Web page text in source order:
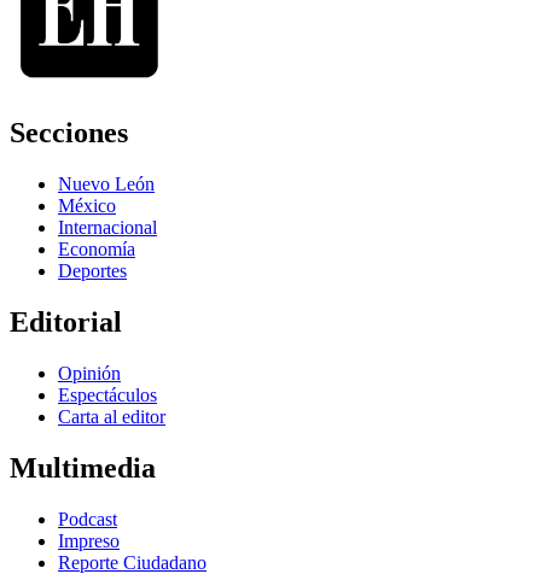
Secciones
Nuevo León
México
Internacional
Economía
Deportes
Editorial
Opinión
Espectáculos
Carta al editor
Multimedia
Podcast
Impreso
Reporte Ciudadano